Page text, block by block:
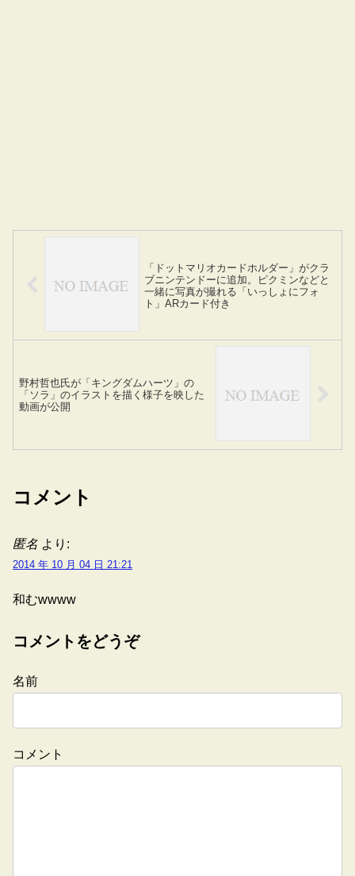
「ドットマリオカードホルダー」がクラ
ブニンテンドーに追加。ピクミンなどと
一緒に写真が撮れる「いっしょにフォ
ト」ARカード付き
野村哲也氏が「キングダムハーツ」の
「ソラ」のイラストを描く様子を映した
動画が公開
コメント
匿名 より:
2014 年 10 月 04 日 21:21
和むwwww
コメントをどうぞ
名前
コメント